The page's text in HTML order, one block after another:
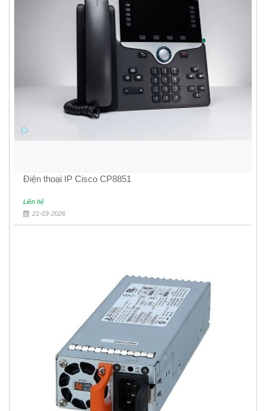
Điện thoại IP Cisco CP8851
Liên hệ
21-03-2026